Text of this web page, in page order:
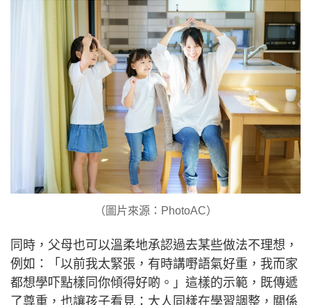
（圖片來源：PhotoAC）
同時，父母也可以溫柔地承認過去某些做法不理想，
例如：「以前我太緊張，有時講嘢語氣好重，我而家
都想學吓點樣同你傾得好啲。」這樣的示範，既傳遞
了尊重，也讓孩子看見：大人同樣在學習調整，關係